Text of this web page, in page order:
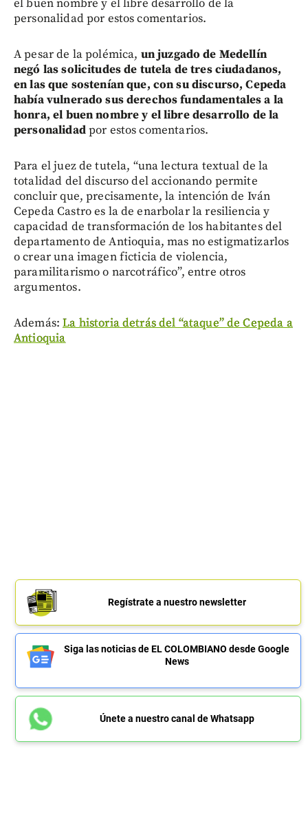
el buen nombre y el libre desarrollo de la
personalidad por estos comentarios.
A pesar de la polémica, un juzgado de Medellín
negó las solicitudes de tutela de tres ciudadanos,
en las que sostenían que, con su discurso, Cepeda
había vulnerado sus derechos fundamentales a la
honra, el buen nombre y el libre desarrollo de la
personalidadpor estos comentarios.
Para el juez de tutela, “una lectura textual de la
totalidad del discurso del accionando permite
concluir que, precisamente, la intención de Iván
Cepeda Castro es la de enarbolar la resiliencia y
capacidad de transformación de los habitantes del
departamento de Antioquia, mas no estigmatizarlos
o crear una imagen ficticia de violencia,
paramilitarismo o narcotráfico”, entre otros
argumentos.
Además:La historia detrás del “ataque” de Cepeda a
Antioquia
Regístrate a nuestro newsletter
Siga las noticias de EL COLOMBIANO desde Google
News
Únete a nuestro canal de Whatsapp